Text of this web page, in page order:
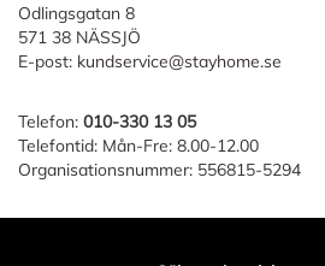
Odlingsgatan 8
571 38 NÄSSJÖ
E-post: kundservice@stayhome.se
Telefon: 010-330 13 05
Telefontid: Mån-Fre: 8.00-12.00
Organisationsnummer: 556815-5294